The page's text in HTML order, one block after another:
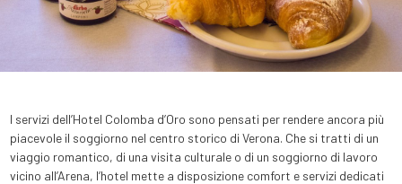
I servizi dell’Hotel Colomba d’Oro sono pensati per rendere ancora più
piacevole il soggiorno nel centro storico di Verona. Che si tratti di un
viaggio romantico, di una visita culturale o di un soggiorno di lavoro
vicino all’Arena, l’hotel mette a disposizione comfort e servizi dedicati